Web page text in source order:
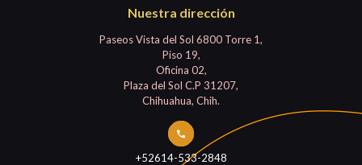
Nuestra dirección
Paseos Vista del Sol 6800 Torre 1,
Piso 19,
Oficina 02,
Plaza del Sol C.P 31207,
Chihuahua, Chih.
+52614-533-2848